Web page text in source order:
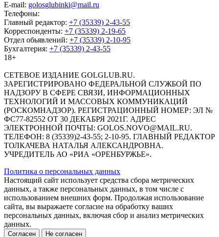
E-mail: golosglubinki@mail.ru
Телефоны:
Главный редактор: +7 (35339) 2-43-55
Корреспонденты: +7 (35339) 2-19-65
Отдел обьявлений: +7 (35339) 2-10-95
Бухгалтерия: +7 (35339) 2-43-55
18+
СЕТЕВОЕ ИЗДАНИЕ GOLGLUB.RU.
ЗАРЕГИСТРИРОВАНО ФЕДЕРАЛЬНОЙ СЛУЖБОЙ ПО
НАДЗОРУ В СФЕРЕ СВЯЗИ, ИНФОРМАЦИОННЫХ
ТЕХНОЛОГИЙ И МАССОВЫХ КОММУНИКАЦИЙ
(РОСКОМНАДЗОР). РЕГИСТРАЦИОННЫЙ НОМЕР: ЭЛ №
ФС77-82552 ОТ 30 ДЕКАБРЯ 2021Г. АДРЕС
ЭЛЕКТРОННОЙ ПОЧТЫ: GOLOS.NOVO@MAIL.RU.
ТЕЛЕФОН: 8 (35339)2-43-55; 2-10-95. ГЛАВНЫЙ РЕДАКТОР
ТОЛКАЧЕВА НАТАЛЬЯ АЛЕКСАНДРОВНА.
УЧРЕДИТЕЛЬ АО «РИА «ОРЕНБУРЖЬЕ».
Политика о персональных данных
Настоящий сайт использует средства сбора метрических
данных, а также персональных данных, в том числе с
использованием внешних форм. Продолжая использование
сайта, вы выражаете согласие на обработку ваших
персональных данных, включая сбор и анализ метрических
данных.
Согласен Не согласен